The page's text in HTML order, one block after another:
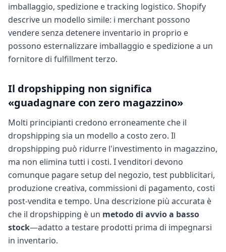
imballaggio, spedizione e tracking logistico. Shopify
descrive un modello simile: i merchant possono
vendere senza detenere inventario in proprio e
possono esternalizzare imballaggio e spedizione a un
fornitore di fulfillment terzo.
Il dropshipping non significa
«guadagnare con zero magazzino»
Molti principianti credono erroneamente che il
dropshipping sia un modello a costo zero. Il
dropshipping può ridurre l'investimento in magazzino,
ma non elimina tutti i costi. I venditori devono
comunque pagare setup del negozio, test pubblicitari,
produzione creativa, commissioni di pagamento, costi
post-vendita e tempo. Una descrizione più accurata è
che il dropshipping è un metodo di avvio a basso
stock—adatto a testare prodotti prima di impegnarsi
in inventario.